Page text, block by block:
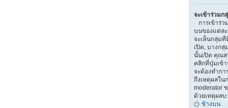
จะเข้าร่วมก
การเข้าร่
บนของแต่ล
จะเห็นกลุ่ม
เปิด, บางก
นั้นเปิด คุณส
คลิกที่ปุ่มเข้
จะต้องทำก
ถึงเหตุผลใน
moderator
ด้วยเหตุผลบ
ข้างบน